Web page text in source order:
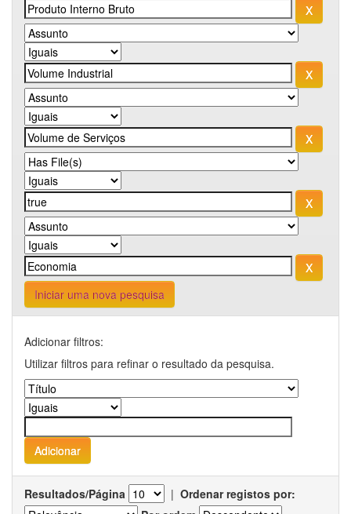
Iniciar uma nova pesquisa
Adicionar filtros:
Utilizar filtros para refinar o resultado da pesquisa.
Resultados/Página | Ordenar registos por: